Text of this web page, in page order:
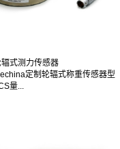
式测力传感器
定制轮辐式称重传感器型
量...